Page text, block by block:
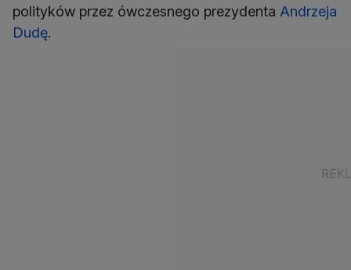
polityków przez ówczesnego prezydenta Andrzeja
Dudę.